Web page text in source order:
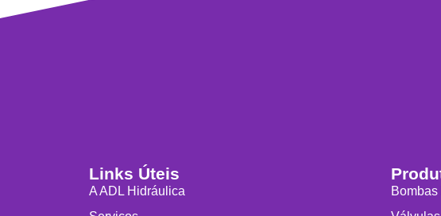
Links Úteis
A ADL Hidráulica